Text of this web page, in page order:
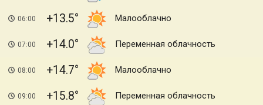
06:00 +13.5 Малооблачно
07:00 +14.0 Переменная облачность
08:00 +14.7 Малооблачно
09:00 +15.8 Переменная облачность